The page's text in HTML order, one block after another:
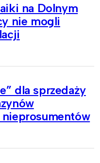
na Dolnym
nie mogli
dla sprzedaży